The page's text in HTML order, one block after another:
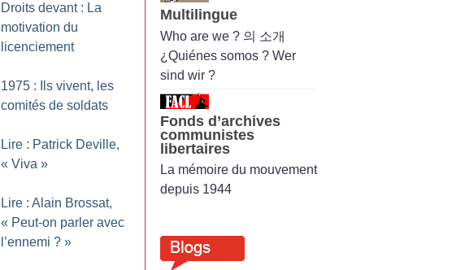
Droits devant : La
motivation du
licenciement
1975 : Ils vivent, les
comités de soldats
Lire : Patrick Deville,
« Viva »
Lire : Alain Brossat,
« Peut-on parler avec
l’ennemi ? »
Multilingue
Who are we ? 의 소개
¿Quiénes somos ? Wer
sind wir ?
Fonds d’archives
communistes
libertaires
La mémoire du mouvement
depuis 1944